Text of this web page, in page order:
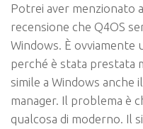
Potrei aver menzionato
recensione che Q4OS
Windows. È ovviamente
perché è stata prestata
simile a Windows
manager. Il problema è
qualcosa di moderno. Il